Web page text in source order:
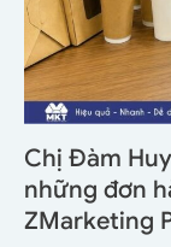
Chị Đàm
những đơn
ZMarketing